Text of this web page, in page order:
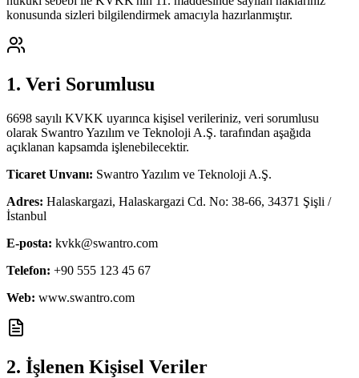
konusunda sizleri bilgilendirmek amacıyla hazırlanmıştır.
1. Veri Sorumlusu
6698 sayılı KVKK uyarınca kişisel verileriniz, veri sorumlusu
olarak Swantro Yazılım ve Teknoloji A.Ş. tarafından aşağıda
açıklanan kapsamda işlenebilecektir.
Ticaret Unvanı: Swantro Yazılım ve Teknoloji A.Ş.
Adres: Halaskargazi, Halaskargazi Cd. No: 38-66, 34371 Şişli /
İstanbul
E-posta: kvkk@swantro.com
Telefon: +90 555 123 45 67
Web: www.swantro.com
2. İşlenen Kişisel Veriler